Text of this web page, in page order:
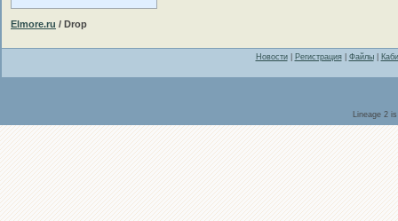
Elmore.ru / Drop
Новости| Регистрация| Файлы|
Lineage 2